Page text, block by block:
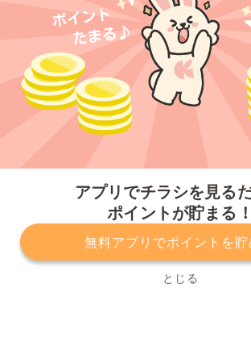
アプリでチラシを見る
ポイントが貯まる！
無料アプリでポイントを貯
とじる
プライバシーポリシー 利用規約
運
サービスに関してのお問い合わせ